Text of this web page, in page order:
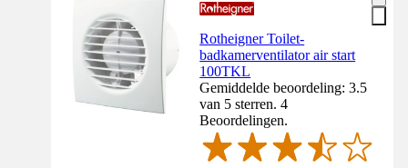
Rotheigner Toilet-
badkamerventilator air start
100TKL
Gemiddelde beoordeling: 3.5
van 5 sterren. 4
Beoordelingen.